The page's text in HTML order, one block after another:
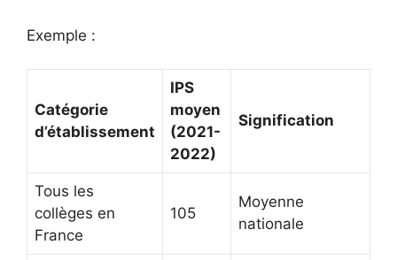
Exemple :
Catégorie
d’établissement
IPS
moyen
(2021-
2022)
Signification
Tous les
collèges en
France
105
Moyenne
nationale